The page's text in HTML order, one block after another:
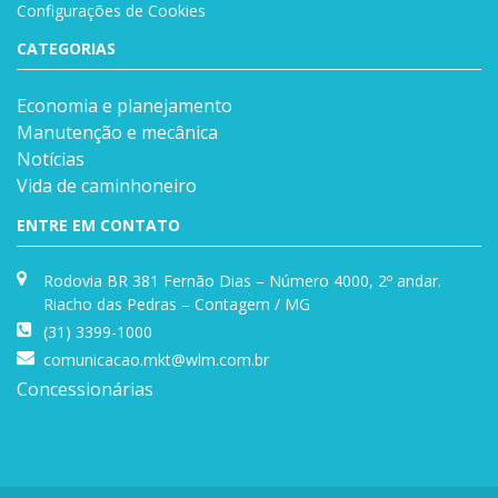
Configurações de Cookies
CATEGORIAS
Economia e planejamento
Manutenção e mecânica
Notícias
Vida de caminhoneiro
ENTRE EM CONTATO
Rodovia BR 381 Fernão Dias – Número 4000, 2º andar.
Riacho das Pedras – Contagem / MG
(31) 3399-1000
comunicacao.mkt@wlm.com.br
Concessionárias